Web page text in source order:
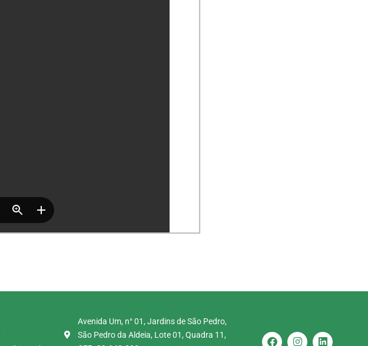
Avenida Um, n° 01, Jardins de São Pedro,
São Pedro da Aldeia, Lote 01, Quadra 11,